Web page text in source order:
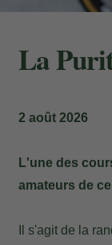
La
2 août 2026
L'une des
amateurs de
Il s'agit de la